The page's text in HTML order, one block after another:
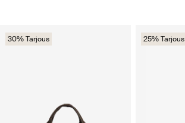
30% Tarjous 25% Tarjous